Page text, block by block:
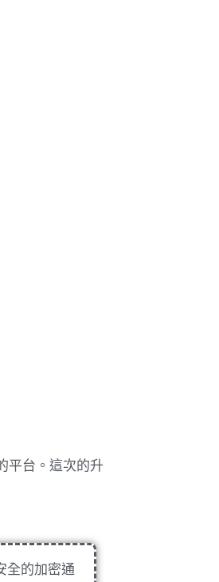
平台。這次的升
全的加密通